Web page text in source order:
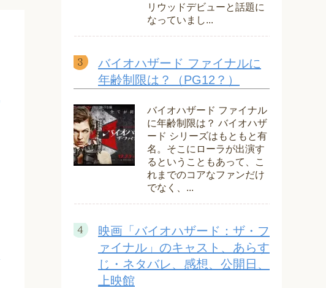
リウッドデビューと話題に
なっていまし...
バイオハザード ファイナルに
年齢制限は？（PG12？）
バイオハザード ファイナル
に年齢制限は？ バイオハザ
ード シリーズはもともと有
名。そこにローラが出演す
るということもあって、こ
れまでのコアなファンだけ
でなく、...
映画「バイオハザード：ザ・フ
ァイナル」のキャスト、あらす
じ・ネタバレ、感想、公開日、
上映館